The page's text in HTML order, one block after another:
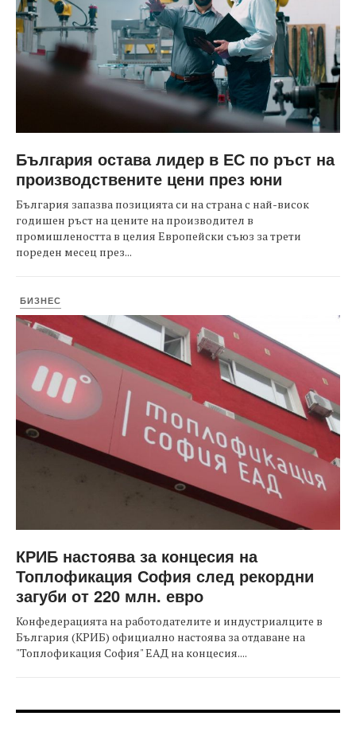
България остава лидер в ЕС по ръст на
производствените цени през юни
България запазва позицията си на страна с най-висок
годишен ръст на цените на производител в
промишлеността в целия Европейски съюз за трети
пореден месец през...
БИЗНЕС
КРИБ настоява за концесия на
Топлофикация София след рекордни
загуби от 220 млн. евро
Конфедерацията на работодателите и индустриалците в
България (КРИБ) официално настоява за отдаване на
"Топлофикация София" ЕАД на концесия....